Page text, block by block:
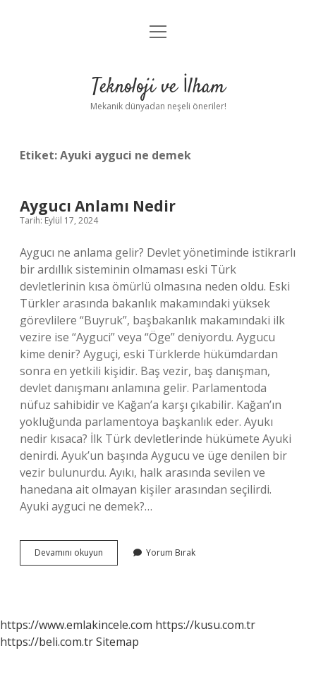
Anasayfa
Yasal Uyarı
menüyü
Teknoloji ve İlham
Mekanik dünyadan neşeli öneriler!
Etiket:Ayuki ayguci ne demek
Aygucı Anlamı Nedir
Tarih: Eylül 17, 2024
Aygucı ne anlama gelir? Devlet yönetiminde istikrarlı
bir ardıllık sisteminin olmaması eski Türk
devletlerinin kısa ömürlü olmasına neden oldu. Eski
Türkler arasında bakanlık makamındaki yüksek
görevlilere “Buyruk”, başbakanlık makamındaki ilk
vezire ise “Ayguci” veya “Öge” deniyordu. Aygucu
kime denir? Ayguçi, eski Türklerde hükümdardan
sonra en yetkili kişidir. Baş vezir, baş danışman,
devlet danışmanı anlamına gelir. Parlamentoda
nüfuz sahibidir ve Kağan’a karşı çıkabilir. Kağan’ın
yokluğunda parlamentoya başkanlık eder. Ayukı
nedir kısaca? İlk Türk devletlerinde hükümete Ayuki
denirdi. Ayuk’un başında Aygucu ve üge denilen bir
vezir bulunurdu. Ayıkı, halk arasında sevilen ve
hanedana ait olmayan kişiler arasından seçilirdi.
Ayuki ayguci ne demek?…
Devamını okuyun
Anlamı
Yorum Bırak
https://www.emlakincele.com https://kusu.com.tr
https://beli.com.trSitemap